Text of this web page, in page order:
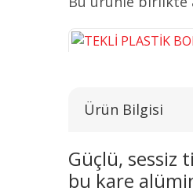
TEKLİ PLASTİK BORU
Ürün Bilgisi
Güçlü, sessiz
bu kare